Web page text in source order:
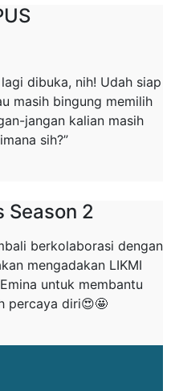
dibuka, nih! Udah siap
masih bingung memilih
jangan kalian masih
sih?”
Season 2
berkolaborasi dengan
mengadakan LIKMI
untuk membantu
percaya diri😍🤩